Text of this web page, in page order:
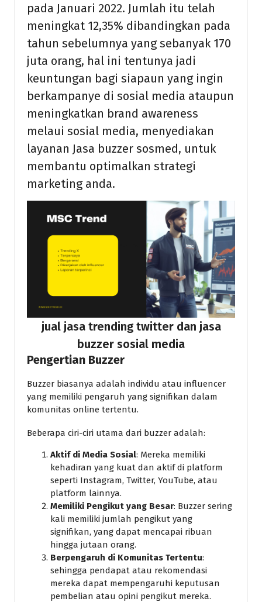
pada Januari 2022. Jumlah itu telah
meningkat 12,35% dibandingkan pada
tahun sebelumnya yang sebanyak 170
juta orang, hal ini tentunya jadi
keuntungan bagi siapaun yang ingin
berkampanye di sosial media ataupun
meningkatkan brand awareness
melaui sosial media, menyediakan
layanan Jasa buzzer sosmed, untuk
membantu optimalkan strategi
marketing anda.
jual jasa trending twitter dan jasa
buzzer sosial media
Pengertian Buzzer
Buzzer biasanya adalah individu atau influencer
yang memiliki pengaruh yang signifikan dalam
komunitas online tertentu.
Beberapa ciri-ciri utama dari buzzer adalah:
Aktif di Media Sosial: Mereka memiliki
kehadiran yang kuat dan aktif di platform
seperti Instagram, Twitter, YouTube, atau
platform lainnya.
Memiliki Pengikut yang Besar: Buzzer sering
kali memiliki jumlah pengikut yang
signifikan, yang dapat mencapai ribuan
hingga jutaan orang.
Berpengaruh di Komunitas Tertentu:
sehingga pendapat atau rekomendasi
mereka dapat mempengaruhi keputusan
pembelian atau opini pengikut mereka.